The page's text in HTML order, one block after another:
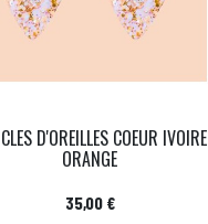
D'OREILLES COEUR IVOIRE
ORANGE
Prix
35,00 €